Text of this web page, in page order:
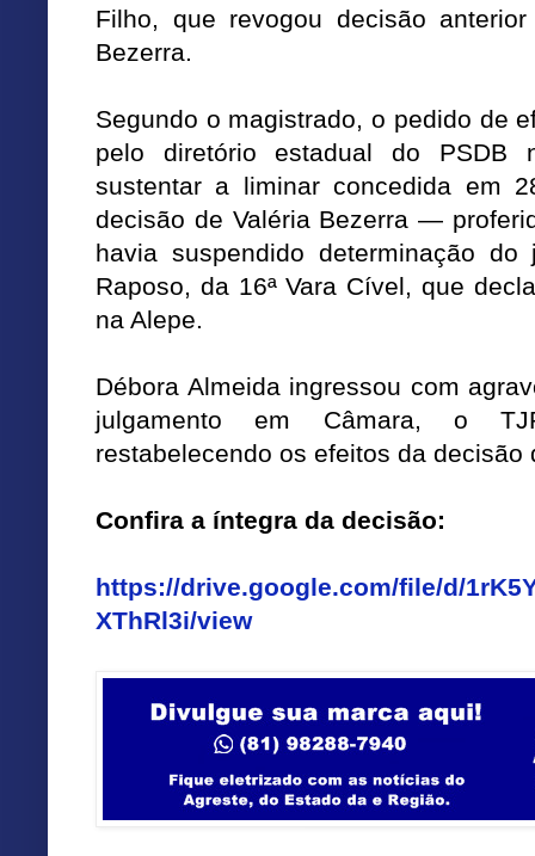
Filho, que revogou decisão
Bezerra.
Segundo o magistrado, o pedido de
pelo diretório estadual do PSDB
sustentar a liminar concedida em
decisão de Valéria Bezerra —
havia suspendido determinação
Raposo, da 16ª Vara Cível, que
na Alepe.
Débora Almeida ingressou com
julgamento em Câmara, o
restabelecendo os efeitos da decisão
Confira a íntegra da decisão:
https://drive.google.com/file/d/
XThRl3i/view